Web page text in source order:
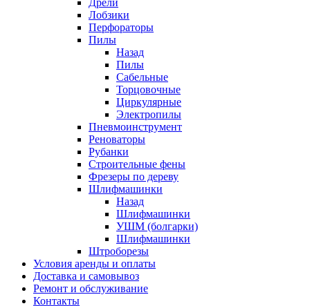
Дрели
Лобзики
Перфораторы
Пилы
Назад
Пилы
Сабельные
Торцовочные
Циркулярные
Электропилы
Пневмоинструмент
Реноваторы
Рубанки
Строительные фены
Фрезеры по дереву
Шлифмашинки
Назад
Шлифмашинки
УШМ (болгарки)
Шлифмашинки
Штроборезы
Условия аренды и оплаты
Доставка и самовывоз
Ремонт и обслуживание
Контакты